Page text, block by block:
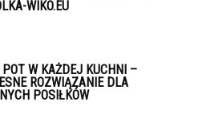
WIKO.EU
W KAŻDEJ KUCHNI –
ROZWIĄZANIE DLA
POSIŁKÓW